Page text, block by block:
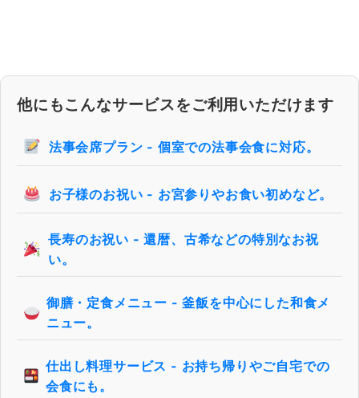
他にもこんなサービスをご利用いただけます
法事会席プラン - 個室での法事会食に対応。
お子様のお祝い - お宮参りやお食い初めなど。
長寿のお祝い - 還暦、古希などの特別なお祝
い。
御膳・定食メニュー - 釜飯を中心にした和食メ
ニュー。
仕出し料理サービス - お持ち帰りやご自宅での
会食にも。